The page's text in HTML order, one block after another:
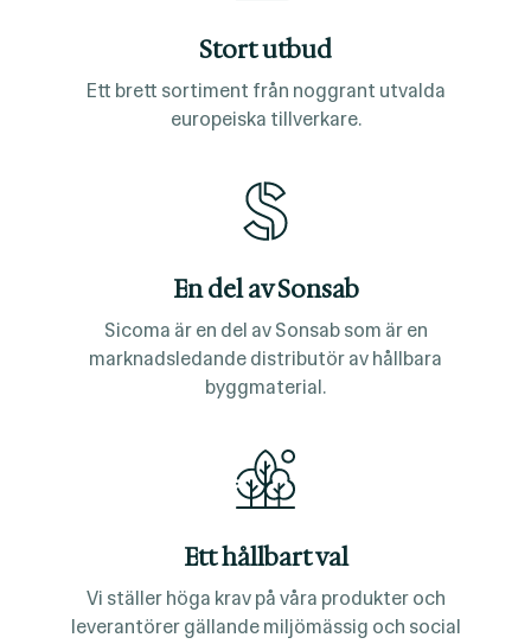
Stort utbud
Ett brett sortiment från noggrant utvalda
europeiska tillverkare.
En del av Sonsab
Sicoma är en del av Sonsab som är en
marknadsledande distributör av hållbara
byggmaterial.
Ett hållbart val
Vi ställer höga krav på våra produkter och
leverantörer gällande miljömässig och social